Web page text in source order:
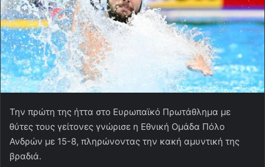
Την πρώτη της ήττα στο Ευρωπαϊκό Πρωτάθλημα με
θύτες τους γείτονες γνώρισε η Εθνική Ομάδα Πόλο
Ανδρών με 15-8, πληρώνοντας την κακή αμυντική της
βραδιά.